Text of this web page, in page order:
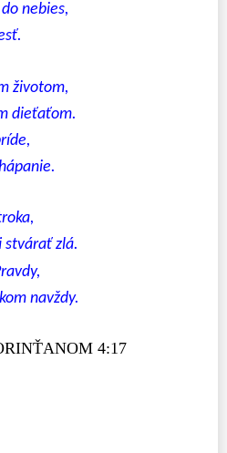
nebies,
životom,
dieťaťom.
stvárať zlá.
navždy.
4:17